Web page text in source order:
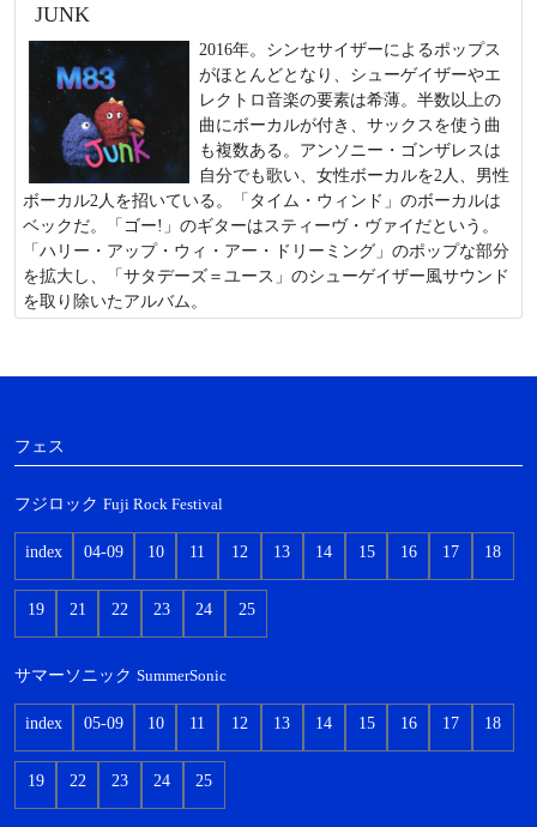
JUNK
2016年。シンセサイザーによるポップス
がほとんどとなり、シューゲイザーやエ
レクトロ音楽の要素は希薄。半数以上の
曲にボーカルが付き、サックスを使う曲
も複数ある。アンソニー・ゴンザレスは
自分でも歌い、女性ボーカルを2人、男性
ボーカル2人を招いている。「タイム・ウィンド」のボーカルは
ベックだ。「ゴー!」のギターはスティーヴ・ヴァイだという。
「ハリー・アップ・ウィ・アー・ドリーミング」のポップな部分
を拡大し、「サタデーズ＝ユース」のシューゲイザー風サウンド
を取り除いたアルバム。
フェス
フジロック Fuji Rock Festival
index 04-09 10 11 12 13 14 15 16 17 18
19 21 22 23 24 25
サマーソニック SummerSonic
index 05-09 10 11 12 13 14 15 16 17 18
19 22 23 24 25